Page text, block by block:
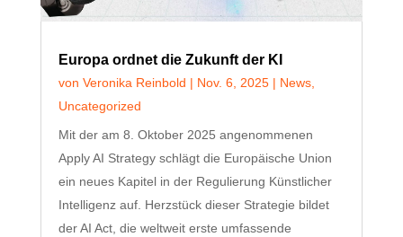
Europa ordnet die Zukunft der KI
von Veronika Reinbold | Nov. 6, 2025| News,
Uncategorized
Mit der am 8. Oktober 2025 angenommenen
Apply AI Strategy schlägt die Europäische Union
ein neues Kapitel in der Regulierung Künstlicher
Intelligenz auf. Herzstück dieser Strategie bildet
der AI Act, die weltweit erste umfassende